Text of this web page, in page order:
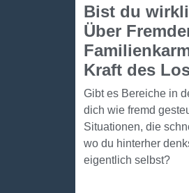
Bist du
Über
Kraft des
Gibt es Bereiche in
dich wie fremd
Situationen, die
wo du hinterher
eigentlich selbst?